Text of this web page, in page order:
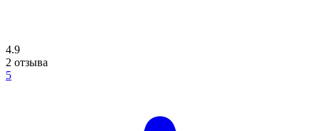
4.9
2 отзыва
5